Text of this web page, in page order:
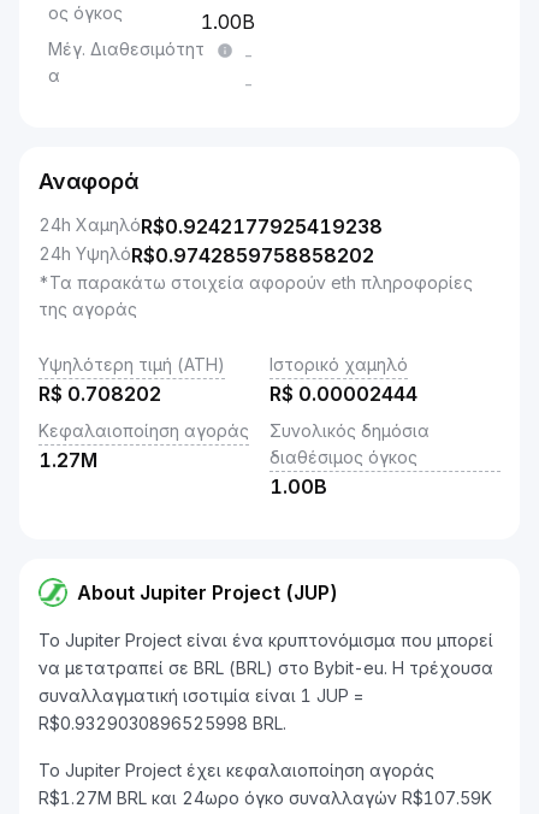
ος όγκος
1.00B
Μέγ. Διαθεσιμότητ
α
-
-
Αναφορά
24h ΧαμηλόR$0.9242177925419238
24h ΥψηλόR$0.9742859758858202
*Τα παρακάτω στοιχεία αφορούν eth πληροφορίες
της αγοράς
Υψηλότερη τιμή (ATH)
R$ 0.708202
Ιστορικό χαμηλό
R$ 0.00002444
Κεφαλαιοποίηση αγοράς
1.27M
Συνολικός δημόσια
διαθέσιμος όγκος
1.00B
About Jupiter Project (JUP)
Το Jupiter Project είναι ένα κρυπτονόμισμα που μπορεί
να μετατραπεί σε BRL (BRL) στο Bybit-eu. Η τρέχουσα
συναλλαγματική ισοτιμία είναι 1 JUP =
R$0.9329030896525998 BRL.
Το Jupiter Project έχει κεφαλαιοποίηση αγοράς
R$1.27M BRL και 24ωρο όγκο συναλλαγών R$107.59K